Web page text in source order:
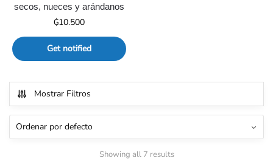
secos, nueces y arándanos
₲10.500
Get notified
Mostrar Filtros
Showing all 7 results